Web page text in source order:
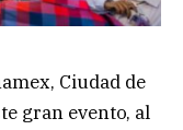
Ciudad de
gran evento, al